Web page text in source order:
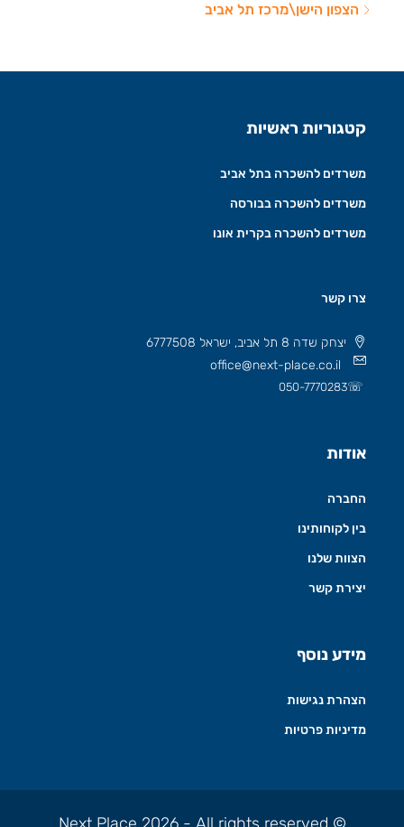
הצפון הישן\מרכז תל אביב
קטגוריות ראשיות
משרדים להשכרה בתל אביב
משרדים להשכרה בבורסה
משרדים להשכרה בקרית אונו
צרו קשר
יצחק שדה 8 תל אביב, ישראל 6777508
office@next-place.co.il
☏
050-7770283
אודות
החברה
בין לקוחותינו
הצוות שלנו
יצירת קשר
מידע נוסף
הצהרת נגישות
מדיניות פרטיות